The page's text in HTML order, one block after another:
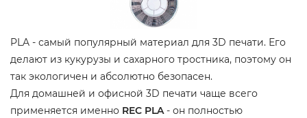
PLA - самый популярный материал для 3D печати. Его
делают из кукурузы и сахарного тростника, поэтому он
так экологичен и абсолютно безопасен.
Для домашней и офисной 3D печати чаще всего
применяется именно REC PLA- он полностью